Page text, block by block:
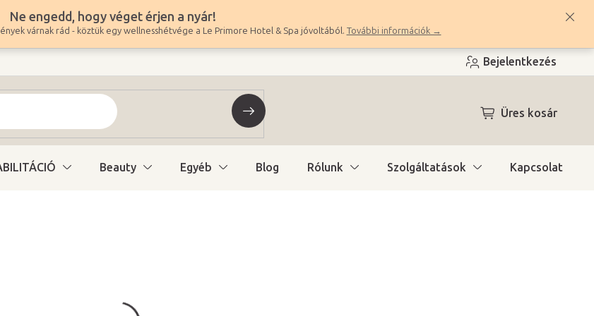
Ne engedd, hogy véget érjen a nyár!
várnak rád - köztük egy wellnesshétvége a Le Primore Hotel & Spa jóvoltából. További információk →
Bejelentkezés
KOSÁR
Üres kosár
Beauty Egyéb Blog Rólunk Szolgáltatások Kapcsolat